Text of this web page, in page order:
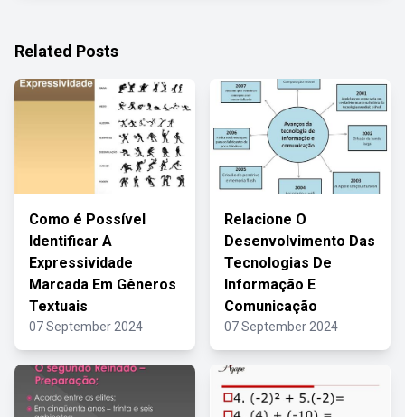
Related Posts
Como é Possível
Identificar A
Expressividade
Marcada Em Gêneros
Textuais
07 September 2024
Relacione O
Desenvolvimento Das
Tecnologias De
Informação E
Comunicação
07 September 2024